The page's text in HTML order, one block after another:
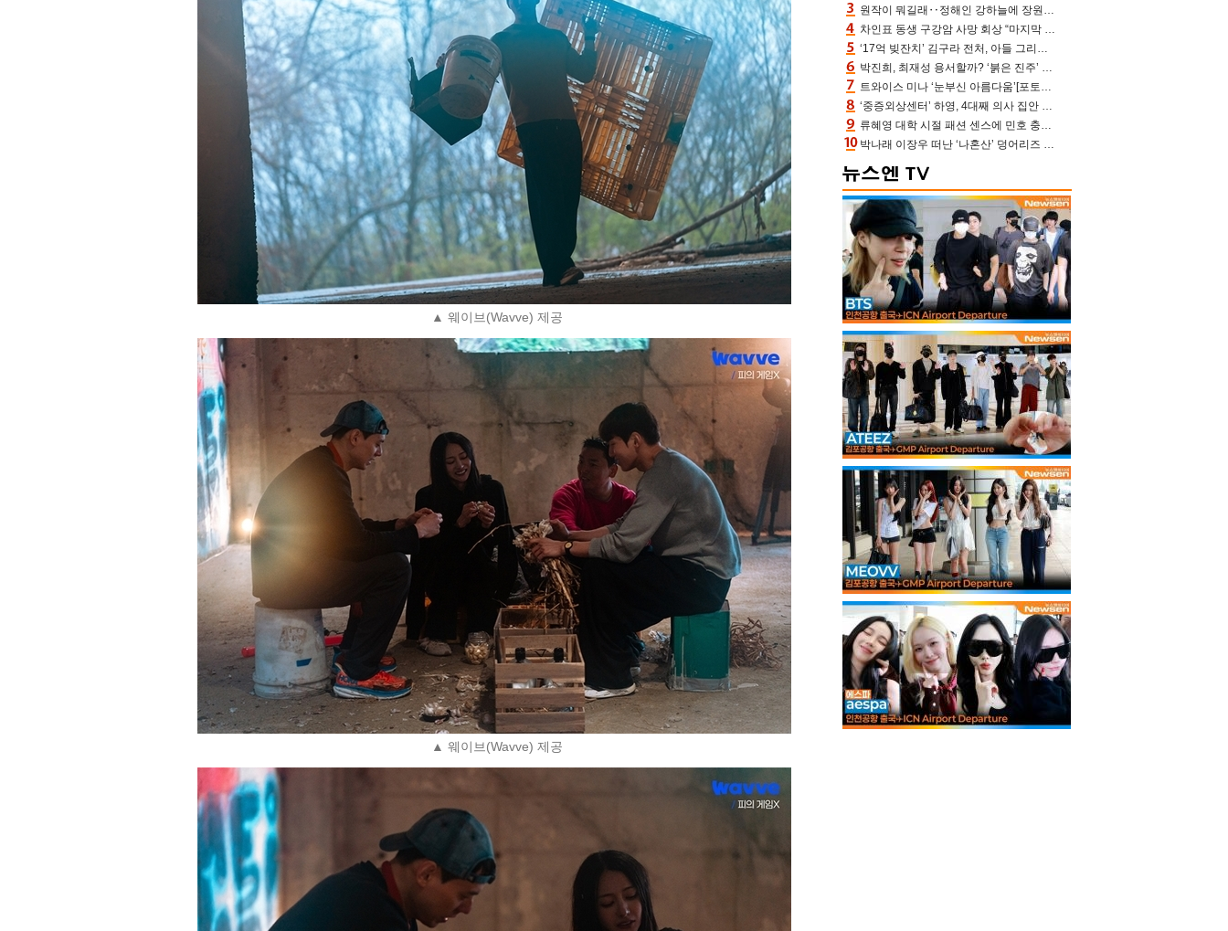
▲ 웨이브(Wavve) 제공
▲ 웨이브(Wavve) 제공
원작이 뭐길래‥정해인 강하늘에 장원영까지 참여한 이 영화
차인표 동생 구강암 사망 회상 “마지막 순간 동생 손 잡아준 신애라, 두고두고 고마워” (신애라이프)
‘17억 빚잔치’ 김구라 전처, 아들 그리는 “나 뿐인데” 친엄마 챙기는 효심 눈길
박진희, 최재성 용서할까? ‘붉은 진주’ 오늘(7일) 결말 나온다
트와이스 미나 ‘눈부신 아름다움’[포토엔HD]
‘중증외상센터’ 하영, 4대째 의사 집안 인증 “증조부, 고종 황제 진료”(옥문아)[어제TV]
류혜영 대학 시절 패션 센스에 민호 충격 “레몬색 레깅스에 다리 없는 줄”(나혼산)
박나래 이장우 떠난 ‘나혼산’ 덩어리즈 왔다, 1인 1케이크에 팜유 전현무 충격[어제TV]